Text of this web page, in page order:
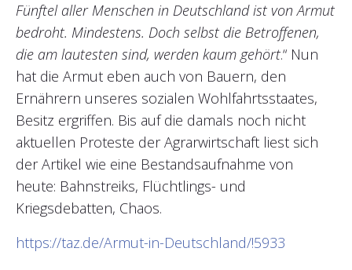
Fünftel aller Menschen in Deutschland ist von Armut
bedroht. Mindestens. Doch selbst die Betroffenen,
die am lautesten sind, werden kaum gehört.“ Nun
hat die Armut eben auch von Bauern, den
Ernährern unseres sozialen Wohlfahrtsstaates,
Besitz ergriffen. Bis auf die damals noch nicht
aktuellen Proteste der Agrarwirtschaft liest sich
der Artikel wie eine Bestandsaufnahme von
heute: Bahnstreiks, Flüchtlings- und
Kriegsdebatten, Chaos.
https://taz.de/Armut-in-Deutschland/!5933